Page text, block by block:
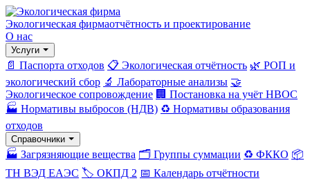
Экологическая фирмаотчётность и проектирование
О нас
Услуги
📄 Паспорта отходов 📋 Экологическая отчётность 🌿 РОП и
экологический сбор 🔬 Лабораторные анализы 🤝
Экологическое сопровождение 🏢 Постановка на учёт НВОС
🏭 Нормативы выбросов (НДВ) ♻️ Нормативы образования
отходов
Справочники
🏭 Загрязняющие вещества 🗂️ Группы суммации ♻️ ФККО 📦
ТН ВЭД ЕАЭС 🏷️ ОКПД 2 📅 Календарь отчётности